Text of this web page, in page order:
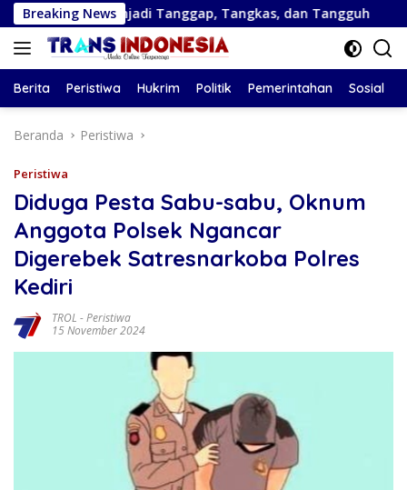
Langsung
ke
konten
Breaking News
Menjadi Tanggap, Tangkas, dan Tangguh Bank
Berita Peristiwa Hukrim Politik Pemerintahan Sosial
Beranda Peristiwa
Peristiwa
Diduga Pesta Sabu-sabu, Oknum
Anggota Polsek Ngancar
Digerebek Satresnarkoba Polres
Kediri
TROL -Peristiwa
15 November 2024